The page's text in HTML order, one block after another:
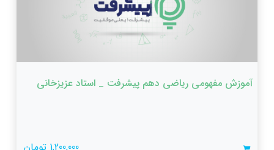
آموزش مفهومی ریاضی دهم پیشرفت _ استاد عزیزخانی